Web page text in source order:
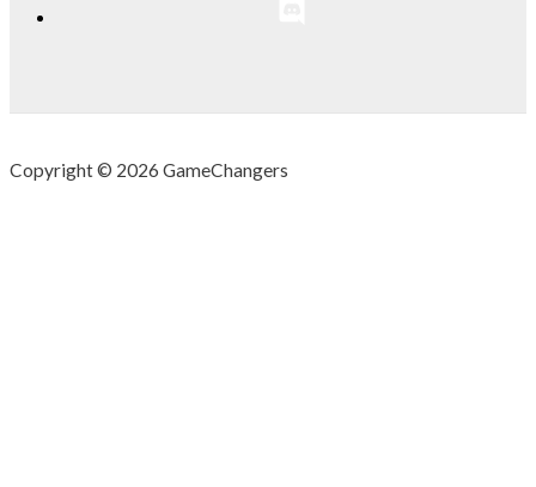
Copyright © 2026 GameChangers